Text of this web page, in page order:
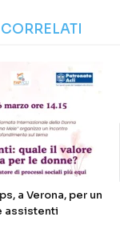
a Verona, per un
assistenti